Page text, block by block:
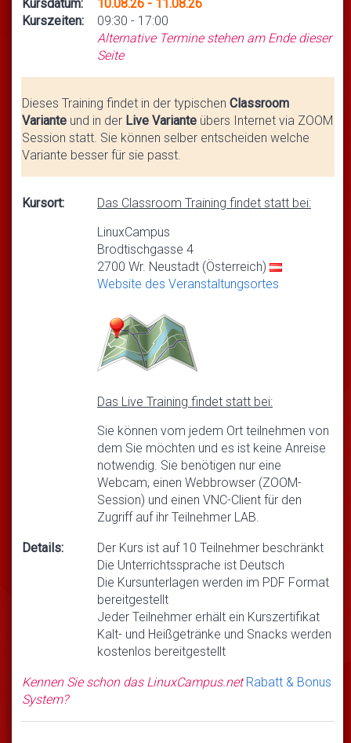
Kursdatum:
Kurszeiten:
10.08.26 - 11.08.26
09:30 - 17:00
Alternative Termine stehen am Ende dieser
Seite
Dieses Training findet in der typischen Classroom
Variante und in der Live Variante übers Internet via ZOOM
Session statt. Sie können selber entscheiden welche
Variante besser für sie passt.
Kursort:
Das Classroom Training findet statt bei:
LinuxCampus
Brodtischgasse 4
2700 Wr. Neustadt (Österreich)
Website des Veranstaltungsortes
Das Live Training findet statt bei:
Sie können vom jedem Ort teilnehmen von
dem Sie möchten und es ist keine Anreise
notwendig. Sie benötigen nur eine
Webcam, einen Webbrowser (ZOOM-
Session) und einen VNC-Client für den
Zugriff auf ihr Teilnehmer LAB.
Details:
Der Kurs ist auf 10 Teilnehmer beschränkt
Die Unterrichtssprache ist Deutsch
Die Kursunterlagen werden im PDF Format
bereitgestellt
Jeder Teilnehmer erhält ein Kurszertifikat
Kalt- und Heißgetränke und Snacks werden
kostenlos bereitgestellt
Kennen Sie schon das LinuxCampus.netRabatt & Bonus
System?